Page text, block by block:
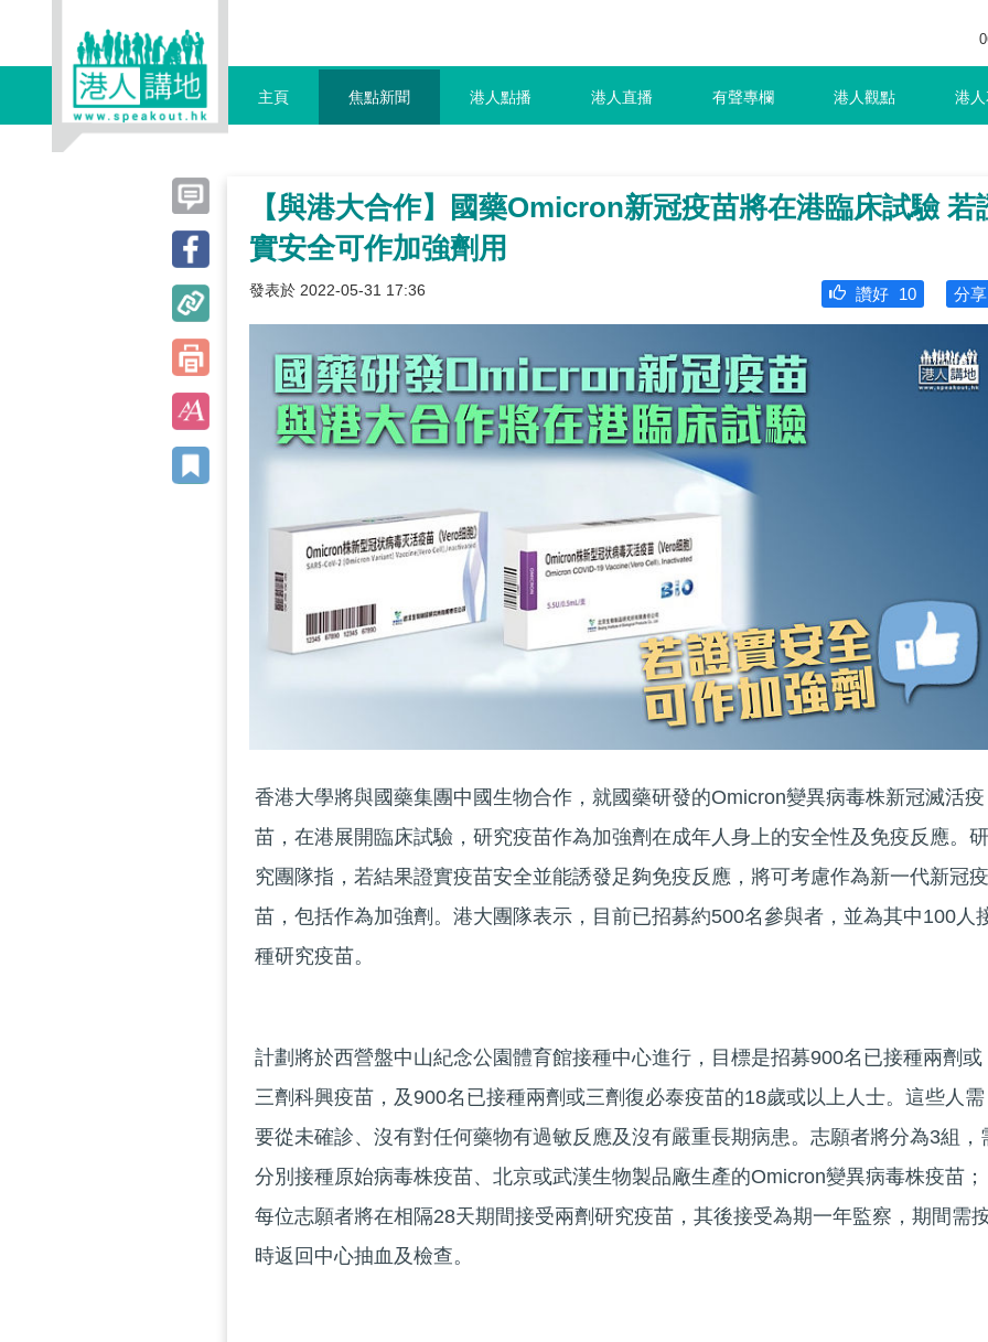
主頁 焦點新聞 港人點播 港人直播 有聲專欄 港人觀點 港
【與港大合作】國藥Omicron新冠疫苗將在港臨床試驗 若
實安全可作加強劑用
發表於 2022-05-31 17:36 分享
讚好 10
香港大學將與國藥集團中國生物合作，就國藥研發的Omicron變異病毒株新冠滅活疫
苗，在港展開臨床試驗，研究疫苗作為加強劑在成年人身上的安全性及免疫反應。研
究團隊指，若結果證實疫苗安全並能誘發足夠免疫反應，將可考慮作為新一代新冠疫
苗，包括作為加強劑。港大團隊表示，目前已招募約500名參與者，並為其中100人
種研究疫苗。
計劃將於西營盤中山紀念公園體育館接種中心進行，目標是招募900名已接種兩劑或
三劑科興疫苗，及900名已接種兩劑或三劑復必泰疫苗的18歲或以上人士。這些人需
要從未確診、沒有對任何藥物有過敏反應及沒有嚴重長期病患。志願者將分為3組，
分別接種原始病毒株疫苗、北京或武漢生物製品廠生產的Omicron變異病毒株疫苗；
每位志願者將在相隔28天期間接受兩劑研究疫苗，其後接受為期一年監察，期間需
時返回中心抽血及檢查。